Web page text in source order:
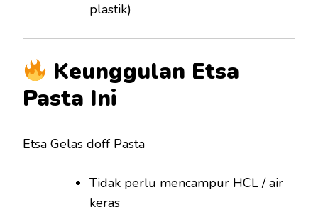
plastik)
Keunggulan Etsa
Pasta Ini
Etsa Gelas doff Pasta
Tidak perlu mencampur HCL / air
keras